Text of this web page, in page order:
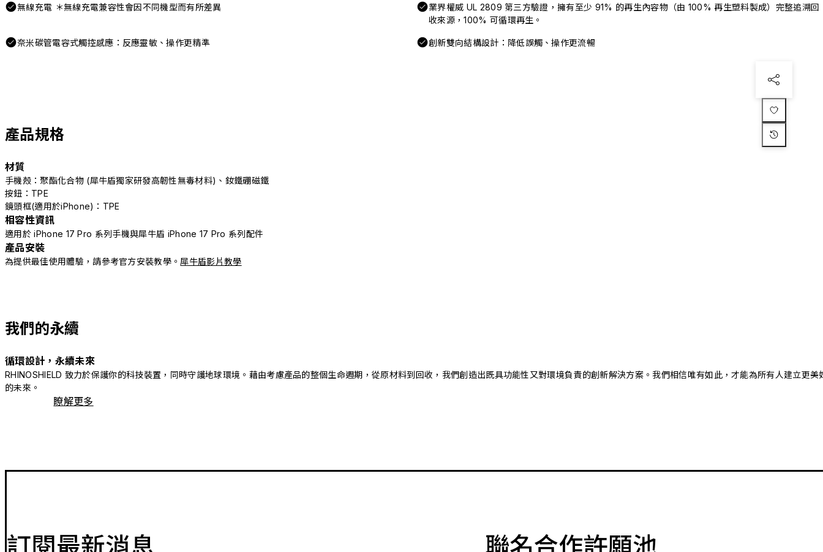
無線充電 ＊無線充電兼容性會因不同機型而有所差異
業界權威 UL 2809 第三方驗證，擁有至少 91% 的再生內容物（由 100% 再生塑料製成）完整追溯回
收來源，100% 可循環再生。
奈米碳管電容式觸控感應：反應靈敏、操作更精準 創新雙向結構設計：降低誤觸、操作更流暢
產品規格
材質
手機殼：聚酯化合物 (犀牛盾獨家研發高韌性無毒材料)、釹鐵硼磁鐵
按鈕：TPE
鏡頭框(適用於iPhone)：TPE
相容性資訊
適用於 iPhone 17 Pro 系列手機與犀牛盾 iPhone 17 Pro 系列配件
產品安裝
為提供最佳使用體驗，請參考官方安裝教學。 犀牛盾影片教學
我們的永續
循環設計，永續未來
RHINOSHIELD 致力於保護你的科技裝置，同時守護地球環境。藉由考慮產品的整個生命週期，從原材料到回收，我們創造出既具功能性又對環境負責的創新解決方案。我們相信唯有如此，才能為所有人建立更美
的未來。
瞭解更多
訂閱最新消息 聯名合作許願池